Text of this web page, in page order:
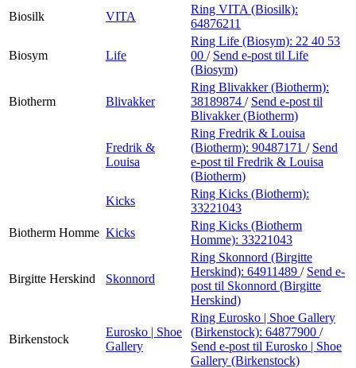
Biosilk
VITA
Ring VITA (Biosilk):
64876211
Biosym Life
Ring Life (Biosym): 22 40 53
00 / Send e-post til Life
(Biosym)
Biotherm Blivakker
Ring Blivakker (Biotherm):
38189874 / Send e-post til
Blivakker (Biotherm)
Fredrik &
Louisa
Ring Fredrik & Louisa
(Biotherm): 90487171 / Send
e-post til Fredrik & Louisa
(Biotherm)
Kicks
Ring Kicks (Biotherm):
33221043
Biotherm Homme Kicks
Ring Kicks (Biotherm
Homme): 33221043
Birgitte Herskind Skonnord
Ring Skonnord (Birgitte
Herskind): 64911489 / Send e-
post til Skonnord (Birgitte
Herskind)
Birkenstock
Eurosko | Shoe
Gallery
Ring Eurosko | Shoe Gallery
(Birkenstock): 64877900 /
Send e-post til Eurosko | Shoe
Gallery (Birkenstock)